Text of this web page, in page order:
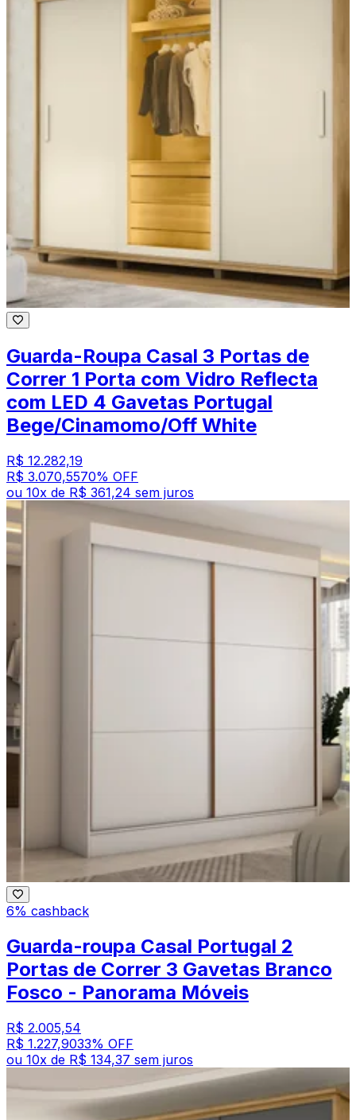
Guarda-Roupa Casal 3 Portas de
Correr 1 Porta com Vidro Reflecta
com LED 4 Gavetas Portugal
Bege/Cinamomo/Off White
R$ 12.282,19
R$ 3.070,5570% OFF
ou 10x de R$ 361,24 sem juros
6% cashback
Guarda-roupa Casal Portugal 2
Portas de Correr 3 Gavetas Branco
Fosco - Panorama Móveis
R$ 2.005,54
R$ 1.227,9033% OFF
ou 10x de R$ 134,37 sem juros